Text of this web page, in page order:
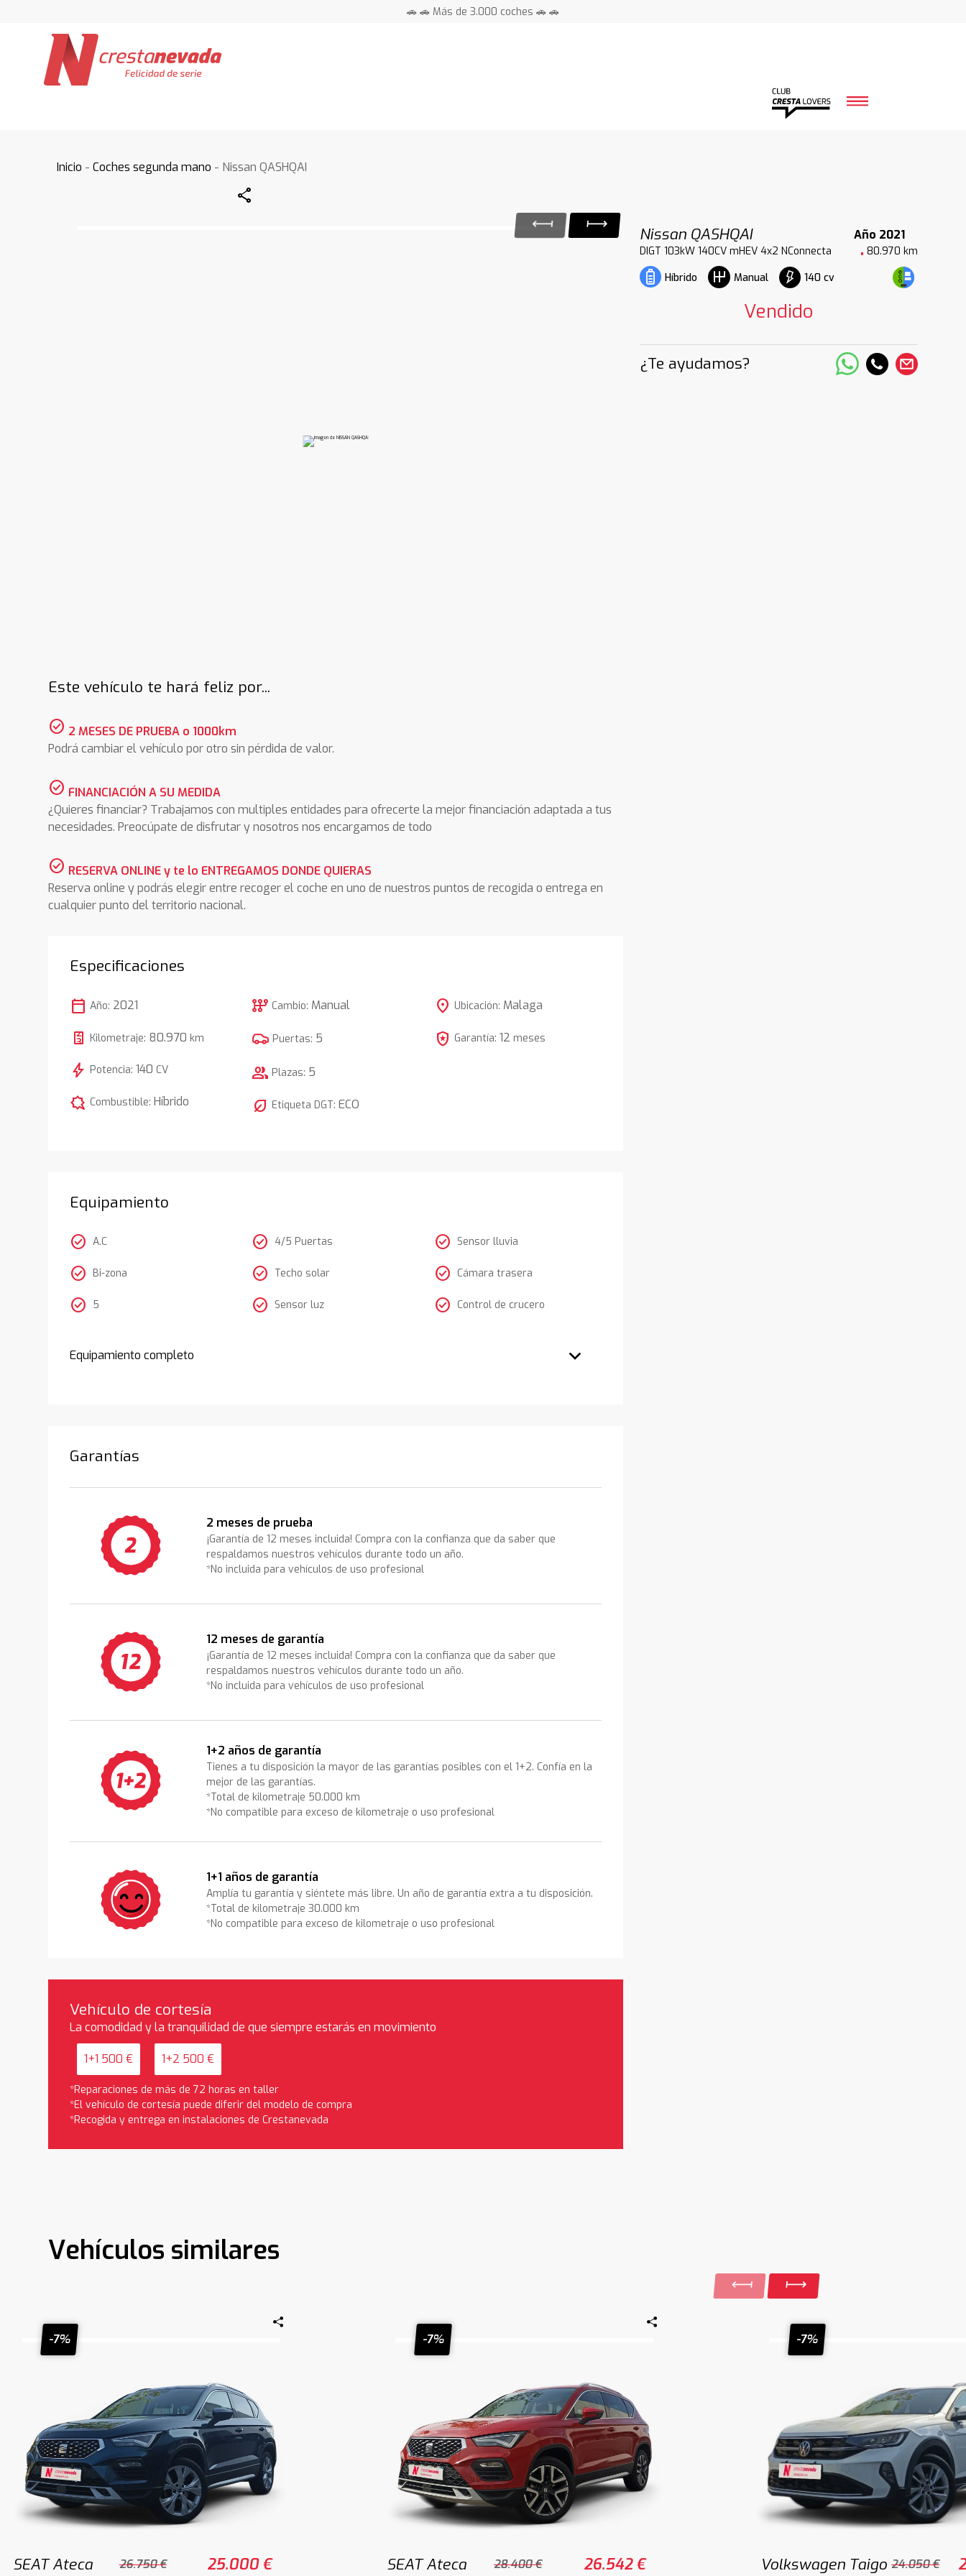
🚗 🚗 Más de 3.000 coches 🚗 🚗
Inicio -Coches segunda mano - Nissan QASHQAI
Share
Nissan QASHQAI
Año 2021
DIGT 103kW 140CV mHEV 4x2 NConnecta
80.970 km
Híbrido
Manual 140 cv
Vendido
¿Te ayudamos?
Este vehículo te hará feliz por...
check_circle 2 MESES DE PRUEBA o 1000km
Podrá cambiar el vehículo por otro sin pérdida de valor.
check_circle FINANCIACIÓN A SU MEDIDA
¿Quieres financiar? Trabajamos con multiples entidades para ofrecerte la mejor financiación adaptada a tus
necesidades. Preocúpate de disfrutar y nosotros nos encargamos de todo
check_circle RESERVA ONLINE y te lo ENTREGAMOS DONDE QUIERAS
Reserva online y podrás elegir entre recoger el coche en uno de nuestros puntos de recogida o entrega en
cualquier punto del territorio nacional.
Especificaciones
calendar_today Año: 2021
Kilometraje: 80.970 km
bolt Potencia:140 CV
comic_bubble Combustible:Híbrido
auto_transmission Cambio: Manual
Puertas: 5
group Plazas: 5
nest_eco_leaf Etiqueta DGT:ECO
location_on Ubicación: Malaga
local_police Garantía: 12 meses
Equipamiento
check_circle A.C
check_circle Bi-zona
check_circle 5
check_circle 4/5 Puertas
check_circle Techo solar
check_circle Sensor luz
check_circle Sensor lluvia
check_circle Cámara trasera
check_circle Control de crucero
Equipamiento completo
Garantías
2 meses de prueba
¡Garantía de 12 meses incluida! Compra con la confianza que da saber que
respaldamos nuestros vehículos durante todo un año.
*No incluida para vehículos de uso profesional
12 meses de garantía
¡Garantía de 12 meses incluida! Compra con la confianza que da saber que
respaldamos nuestros vehículos durante todo un año.
*No incluida para vehículos de uso profesional
1+2 años de garantía
Tienes a tu disposición la mayor de las garantías posibles con el 1+2. Confía en la
mejor de las garantías.
*Total de kilometraje 50.000 km
*No compatible para exceso de kilometraje o uso profesional
1+1 años de garantía
Amplía tu garantía y siéntete más libre. Un año de garantía extra a tu disposición.
*Total de kilometraje 30.000 km
*No compatible para exceso de kilometraje o uso profesional
Vehículo de cortesía
La comodidad y la tranquilidad de que siempre estarás en movimiento
1+1 500 € 1+2 500 €
*Reparaciones de más de 72 horas en taller
*El vehículo de cortesía puede diferir del modelo de compra
*Recogida y entrega en instalaciones de Crestanevada
Vehículos similares
-7%
SEAT Ateca 26.750 € 25.000 €
-7%
SEAT Ateca 28.400 € 26.542 €
-7%
Volkswagen Taigo 24.050 €